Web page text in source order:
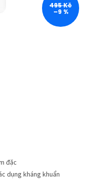
495 Kč
–9 %
đặc
dụng kháng khuẩn